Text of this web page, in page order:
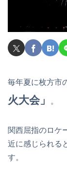
毎年夏に枚方市
火大会」
。
関西屈指のロケ
近に感じられる
す。